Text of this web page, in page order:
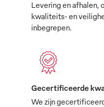
Levering en afhalen,
kwaliteits- en
inbegrepen.
Gecertificeerde
We zijn